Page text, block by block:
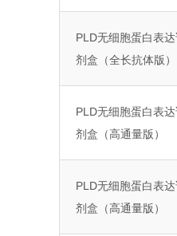
PLD无细胞蛋白表
剂盒（全长抗体版）
PLD无细胞蛋白表
剂盒（高通量版）
PLD无细胞蛋白表
剂盒（高通量版）